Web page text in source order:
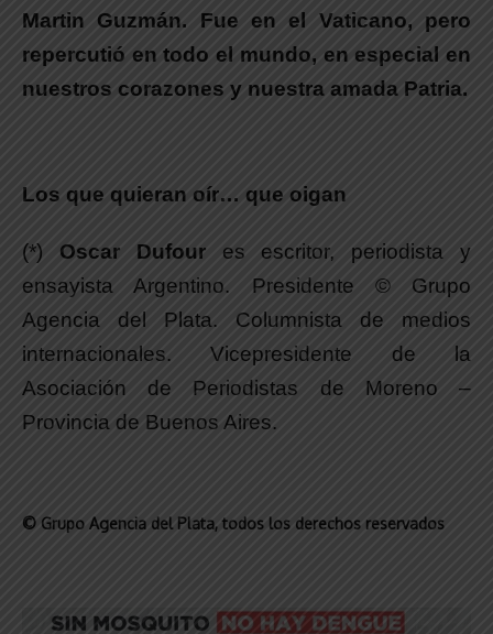
Martin Guzmán. Fue en el Vaticano, pero
repercutió en todo el mundo, en especial en
nuestros corazones y nuestra amada Patria.
Los que quieran oír… que oigan
(*) Oscar Dufour es escritor, periodista y
ensayista Argentino. Presidente © Grupo
Agencia del Plata. Columnista de medios
internacionales. Vicepresidente de la
Asociación de Periodistas de Moreno –
Provincia de Buenos Aires.
© Grupo Agencia del Plata, todos los derechos reservados